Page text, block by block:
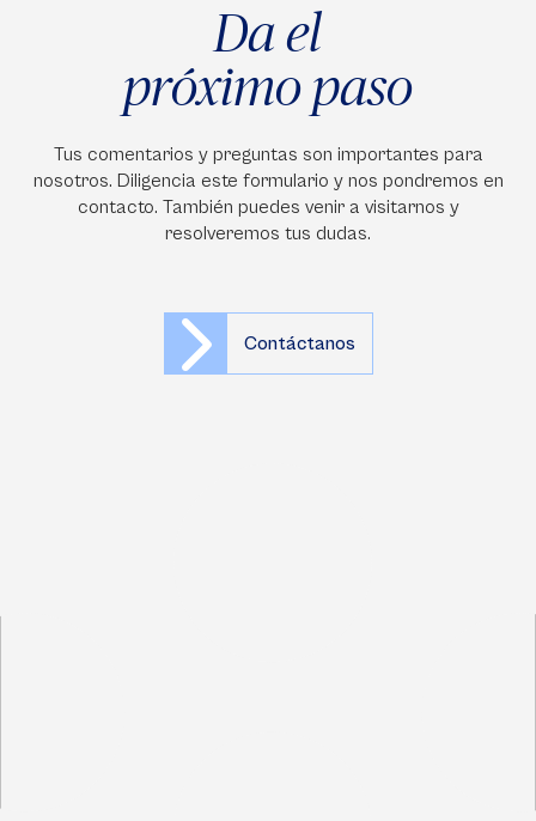
Da el
próximo paso
Tus comentarios y preguntas son importantes para
nosotros. Diligencia este formulario y nos pondremos en
contacto. También puedes venir a visitarnos y
resolveremos tus dudas.
Contáctanos